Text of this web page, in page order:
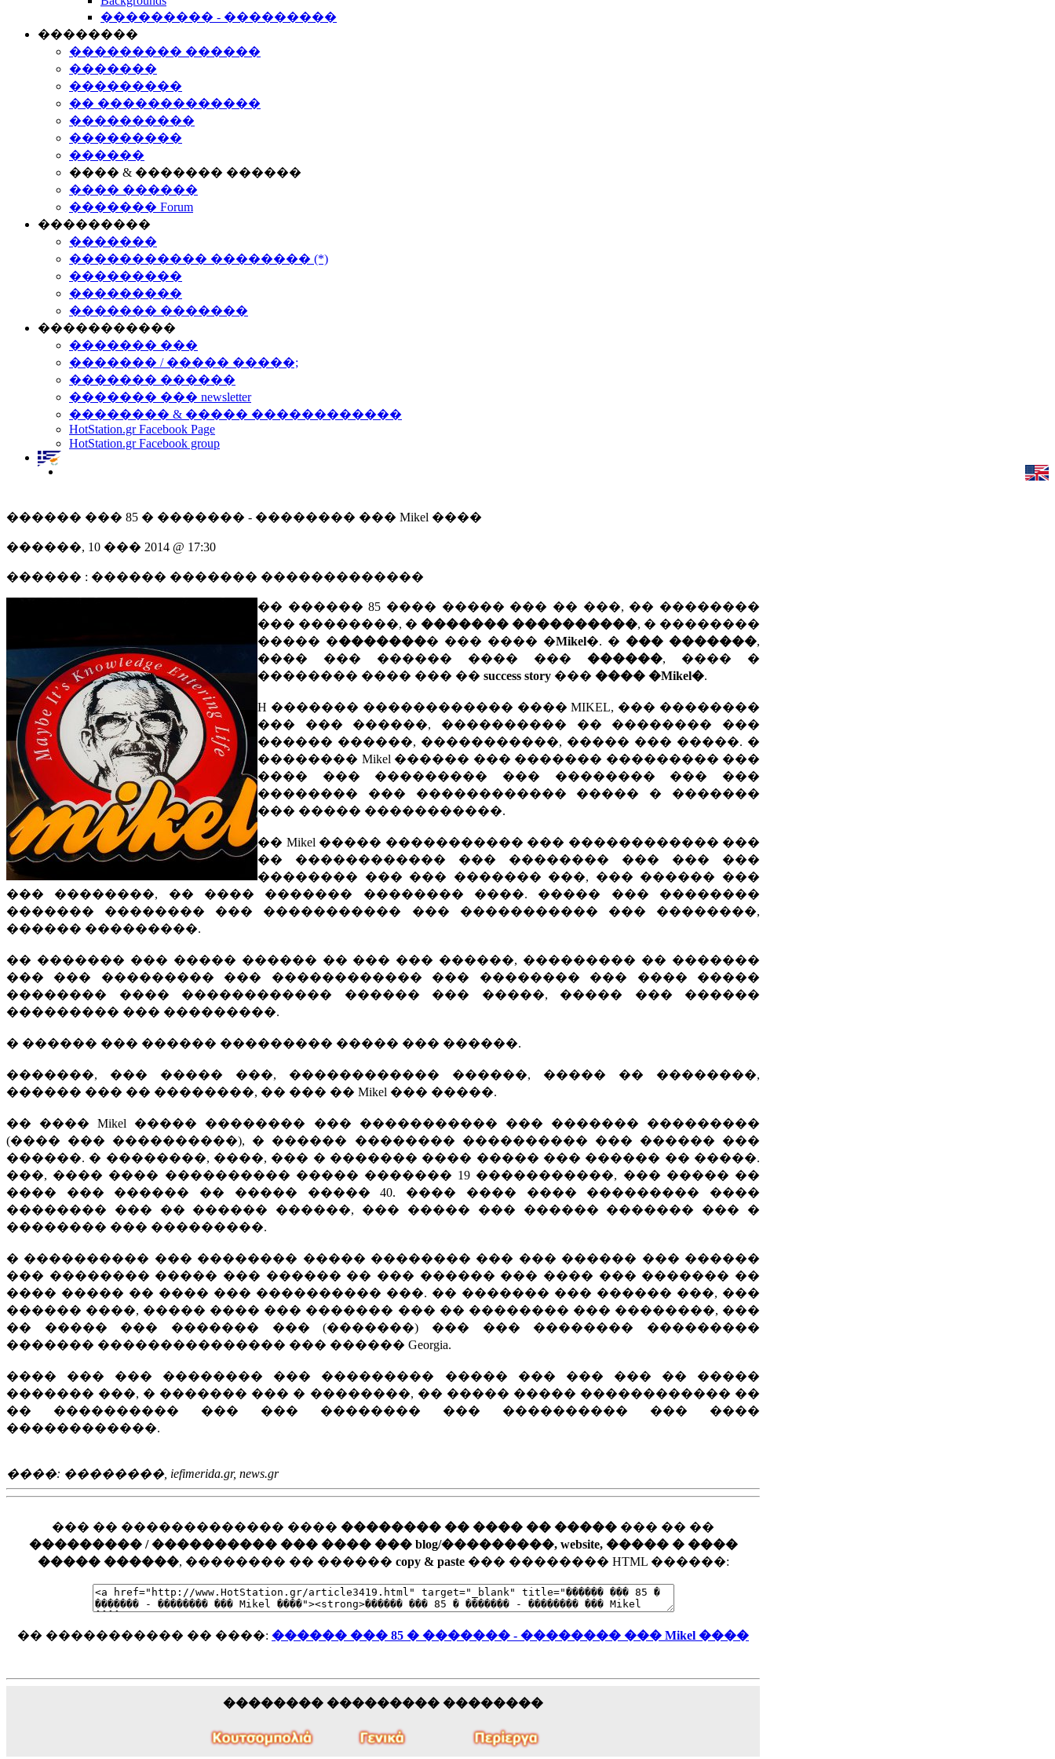
��������� - ���������
��������
��������� ������
�������
���������
�� �������������
����������
���������
������
���� & ������� ������
���� ������
������� Forum
���������
�������
����������� �������� (*)
���������
���������
������� �������
�����������
������� ���
������� / ����� �����;
������� ������
������� ��� newsletter
�������� & ����� ������������
HotStation.gr Facebook Page
HotStation.gr Facebook group
������ ��� 85 � ������� - �������� ��� Mikel ����
������, 10 ��� 2014 @ 17:30
������ : ������ ������� �������������
�� ������ 85 ���� ����� ��� �� ���, �� ��������
��� ��������, � ������� ����������, � ��������
����� ��������� ��� ���� �Mikel�. � ��� �������,
���� ��� ������ ���� ��� ������, ���� �
�������� ���� ��� �� success story ��� ���� �Mikel�.
H ������� ������������ ���� MIKEL, ��� ��������
��� ��� ������, ���������� �� �������� ���
������ ������, �����������, ����� ��� �����. �
�������� Mikel ������ ��� ������� ��������� ���
���� ��� ��������� ��� �������� ��� ���
�������� ��� ������������ ����� � �������
��� ����� �����������.
�� Mikel ����� ����������� ��� ������������ ���
�� ������������ ��� �������� ��� ��� ���
�������� ��� ��� ������� ���, ��� ������ ���
��� ��������, �� ���� ������� �������� ����. ����� ��� ��������
������� �������� ��� ����������� ��� ����������� ��� ��������,
������ ���������.
�� ������� ��� ����� ������ �� ��� ��� ������, ��������� �� �������
��� ��� ��������� ��� ������������ ��� �������� ��� ���� �����
�������� ���� ������������ ������ ��� �����, ����� ��� ������
��������� ��� ���������.
� ������ ��� ������ ��������� ����� ��� ������.
�������, ��� ����� ���, ������������ ������, ����� �� ��������,
������ ��� �� ��������, �� ��� �� Mikel ��� �����.
�� ���� Mikel ����� �������� ��� ����������� ��� ������� ���������
(���� ��� ����������), � ������ �������� ���������� ��� ������ ���
������. � ��������, ����, ��� � ������� ���� ����� ��� ������ �� �����.
���, ���� ���� ���������� ����� ������� 19 �����������, ��� ����� ��
���� ��� ������ �� ����� ����� 40. ���� ���� ���� ��������� ����
�������� ��� �� ������ ������, ��� ����� ��� ������ ������� ��� �
�������� ��� ���������.
� ���������� ��� �������� ����� �������� ��� ��� ������ ��� ������
��� �������� ����� ��� ������ �� ��� ������ ��� ���� ��� ������� ��
���� ����� �� ���� ��� ���������� ���. �� ������� ��� ������ ���, ���
������ ����, ����� ���� ��� ������� ��� �� �������� ��� ��������, ���
�� ����� ��� ������� ��� (�������) ��� ��� �������� ���������
������� ��������������� ��� ������ Georgia.
���� ��� ��� �������� ��� ��������� ����� ��� ��� ��� �� �����
������� ���, � ������� ��� � ��������, �� ����� ����� ������������ ��
�� ���������� ��� ��� �������� ��� ���������� ��� ����
������������.
����: ��������, iefimerida.gr, news.gr
��� �� ������������� ���� �������� �� ���� �� ����� ��� �� ��
��������� / ���������� ��� ���� ��� blog/���������, website, ����� � ����
����� ������, �������� �� ������ copy & paste��� �������� HTML ������:
�� ����������� �� ����: ������ ��� 85 � ������� - �������� ��� Mikel ����
�������� ��������� ��������